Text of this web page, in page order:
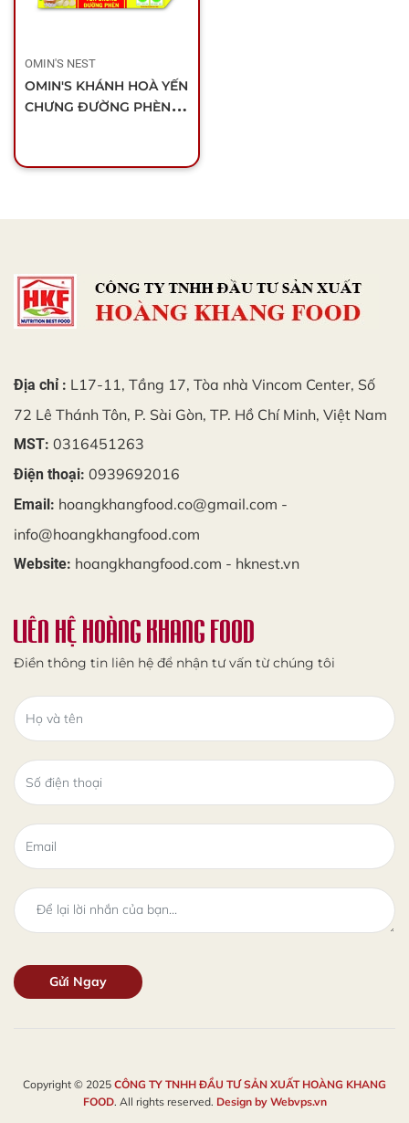
OMIN'S NEST
OMIN'S KHÁNH HOÀ YẾN
CHƯNG ĐƯỜNG PHÈN
Địa chỉ : L17-11, Tầng 17, Tòa nhà Vincom Center, Số
72 Lê Thánh Tôn, P. Sài Gòn, TP. Hồ Chí Minh, Việt Nam
MST: 0316451263
Điện thoại: 0939692016
Email: hoangkhangfood.co@gmail.com -
info@hoangkhangfood.com
Website: hoangkhangfood.com - hknest.vn
LIÊN HỆ HOÀNG KHANG FOOD
Điền thông tin liên hệ để nhận tư vấn từ chúng tôi
Copyright © 2025 CÔNG TY TNHH ĐẦU TƯ SẢN XUẤT HOÀNG KHANG
FOOD. All rights reserved. Design by Webvps.vn